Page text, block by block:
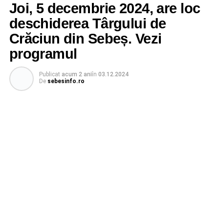
Joi, 5 decembrie 2024, are loc
deschiderea Târgului de
Crăciun din Sebeș. Vezi
programul
Publicat acum 2 aniîn 03.12.2024
De sebesinfo.ro